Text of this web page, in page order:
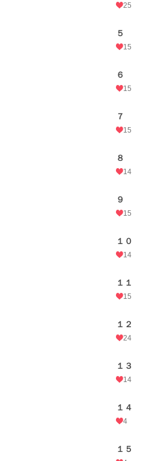
25
５
15
６
15
７
15
８
14
９
15
１０
14
１１
15
１２
24
１３
14
１４
4
１５